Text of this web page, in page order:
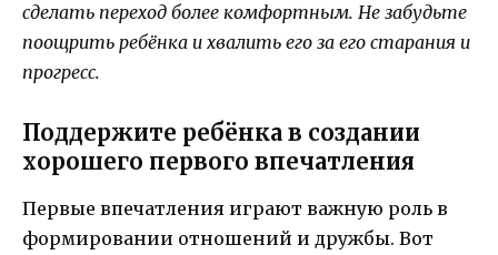
сделать переход более комфортным. Не забудьте
поощрить ребёнка и хвалить его за его старания и
прогресс.
Поддержите ребёнка в создании
хорошего первого впечатления
Первые впечатления играют важную роль в
формировании отношений и дружбы. Вот